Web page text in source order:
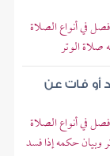
في أنواع الصلاة
صلاة الوتر
أو فات عن
في أنواع الصلاة
وبيان حكمه إذا فسد